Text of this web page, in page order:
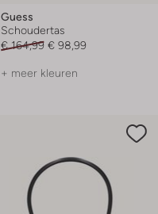
Guess
Schoudertas
€ 164,99 € 98,99
+ meer kleuren